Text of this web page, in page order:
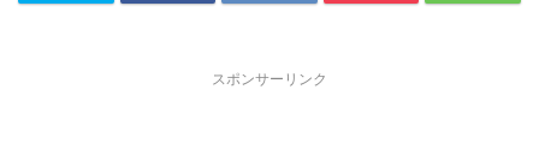
スポンサーリンク